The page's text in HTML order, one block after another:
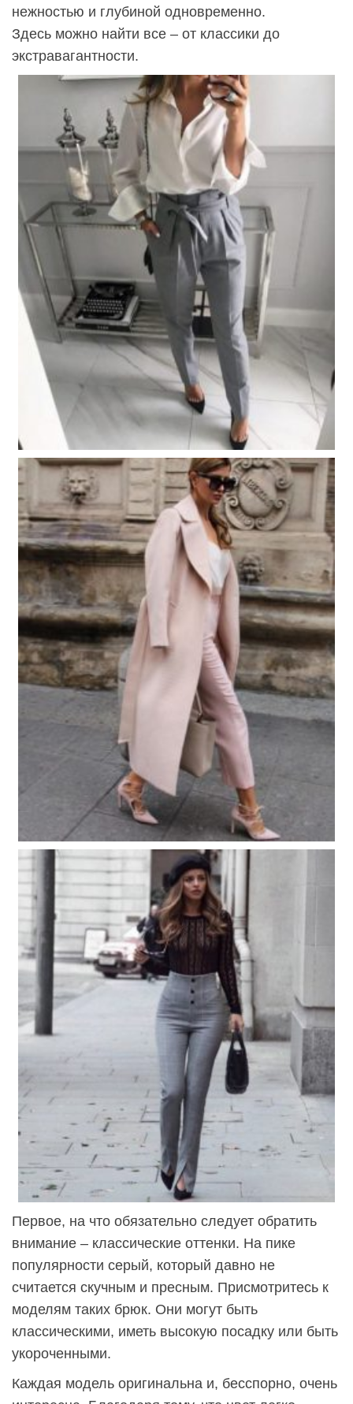
нежностью и глубиной одновременно.
Здесь можно найти все – от классики до
экстравагантности.
Первое, на что обязательно следует обратить
внимание – классические оттенки. На пике
популярности серый, который давно не
считается скучным и пресным. Присмотритесь к
моделям таких брюк. Они могут быть
классическими, иметь высокую посадку или быть
укороченными.
Каждая модель оригинальна и, бесспорно, очень